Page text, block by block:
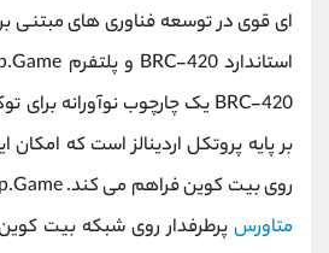
‌ای قوی در توسعه فناوری‌ های مبتنی
BRC-420 یک چارچوب نوآورانه برای توکن ‌های غیرمثلی (
بر پایه پروتکل اردینالز است که امکان
روی بیت ‌کوین فراهم می کند. Bitmap.Game نیز به عنوان یک
متاورس